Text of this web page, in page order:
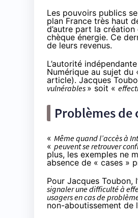
Les pouvoirs publics
plan France très haut
d’autre part la création
chèque énergie. Ce
de leurs revenus.
L’autorité
Numérique au sujet
article). Jacques
vulnérables » soit «
Problèmes de
« Même quand l’accès à
« peuvent se retrouver
plus, les exemples ne
absence de « cases »
Pour Jacques Toubon,
signaler une difficulté à
usagers en cas de
non-aboutissement de